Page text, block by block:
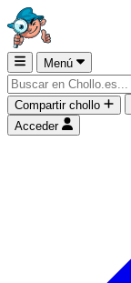
Menú
Compartir chollo
Acceder